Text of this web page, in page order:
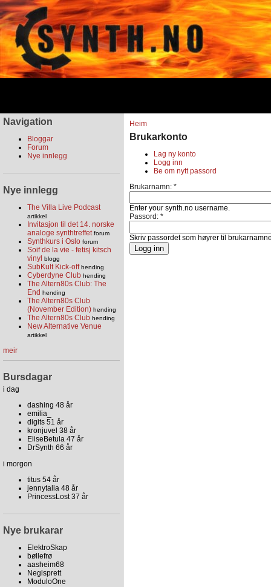
Navigation
Bloggar
Forum
Nye innlegg
Nye innlegg
The Villa Live Podcast
artikkel
Invitasjon til det 14. norske
analoge synthtreffet forum
Synthkurs i Oslo forum
Soif de la vie - fetisj kitsch
vinyl blogg
SubKult Kick-off hending
Cyberdyne Club hending
The Altern80s Club: The
End hending
The Altern80s Club
(November Edition) hending
The Altern80s Club hending
New Alternative Venue
artikkel
meir
Bursdagar
i dag
dashing 48 år
emilia_
digits 51 år
kronjuvel 38 år
EliseBetula 47 år
DrSynth 66 år
i morgon
titus 54 år
jennytalia 48 år
PrincessLost 37 år
Nye brukarar
ElektroSkap
bøllefrø
aasheim68
Neglsprett
ModuloOne
Heim
Brukarkonto
Lag ny konto
Logg inn
Be om nytt passord
Brukarnamn: *
Enter your synth.no username.
Passord: *
Skriv passordet som høyrer til